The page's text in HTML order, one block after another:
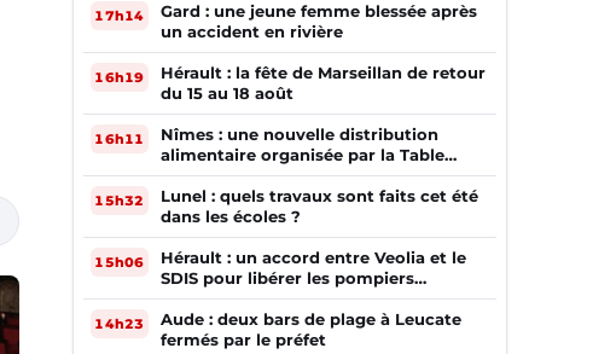
17h14
Gard : une jeune femme blessée après
un accident en rivière
16h19
Hérault : la fête de Marseillan de retour
du 15 au 18 août
16h11
Nîmes : une nouvelle distribution
alimentaire organisée par la Table
Ouverte
15h32
Lunel : quels travaux sont faits cet été
dans les écoles ?
15h06
Hérault : un accord entre Veolia et le
SDIS pour libérer les pompiers
volontaires
14h23
Aude : deux bars de plage à Leucate
fermés par le préfet